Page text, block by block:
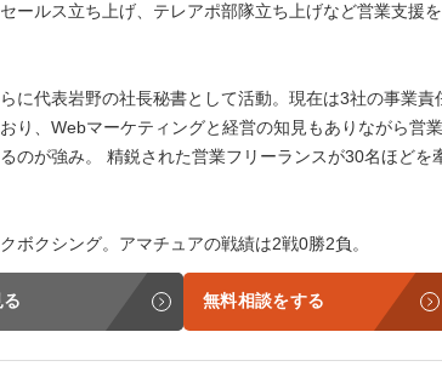
ールス立ち上げ、テレアポ部隊立ち上げなど営業支援を
に代表岩野の社長秘書として活動。現在は3社の事業責
り、Webマーケティングと経営の知見もありながら営業
のが強み。 精鋭された営業フリーランスが30名ほどを
ボクシング。アマチュアの戦績は2戦0勝2負。
無料相談をする